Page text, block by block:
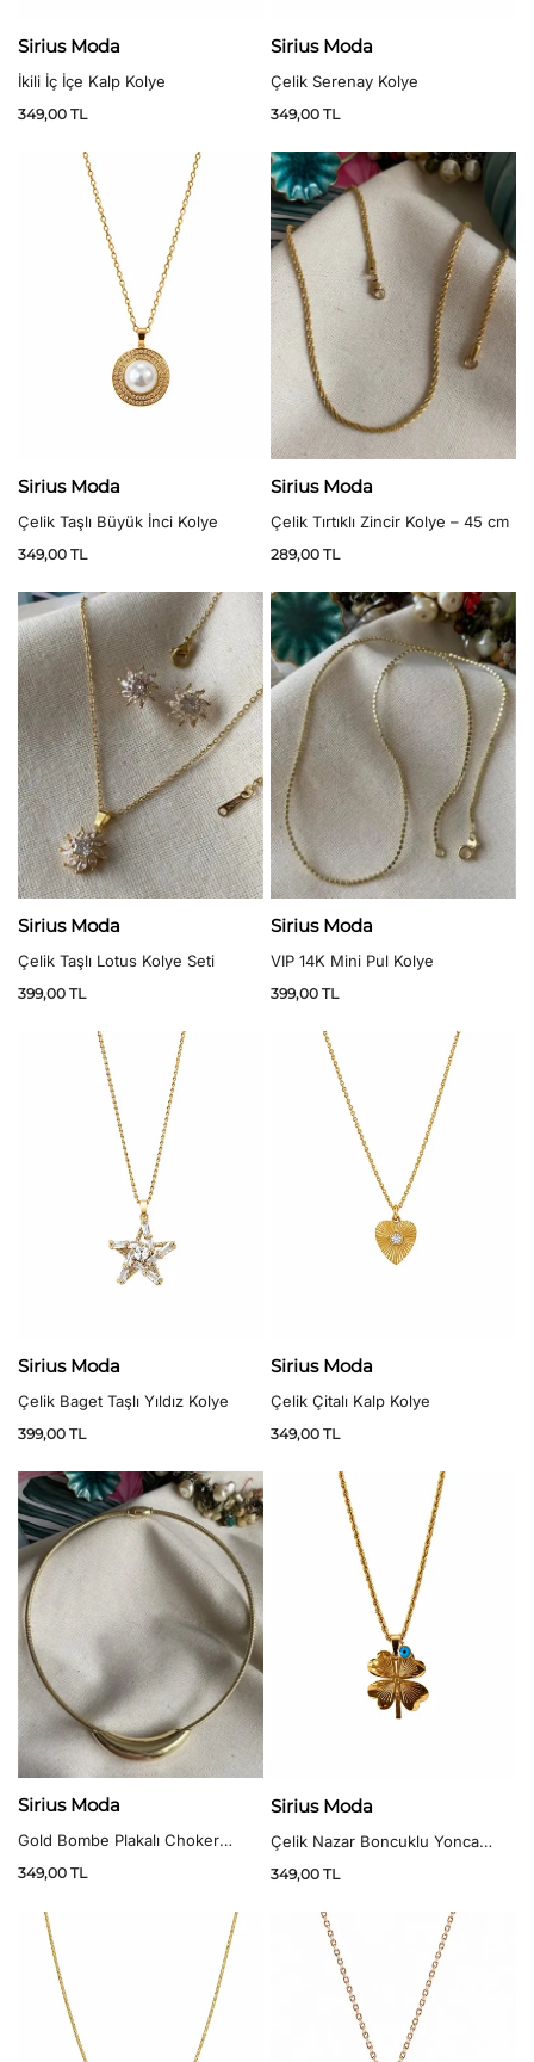
Sirius Moda
İkili İç İçe Kalp Kolye
349,00 TL
Sirius Moda
Çelik Serenay Kolye
349,00 TL
Sirius Moda
Çelik Taşlı Büyük İnci Kolye
349,00 TL
Sirius Moda
Çelik Tırtıklı Zincir Kolye – 45 cm
289,00 TL
Sirius Moda
Çelik Taşlı Lotus Kolye Seti
399,00 TL
Sirius Moda
VIP 14K Mini Pul Kolye
399,00 TL
Sirius Moda
Çelik Baget Taşlı Yıldız Kolye
399,00 TL
Sirius Moda
Çelik Çitalı Kalp Kolye
349,00 TL
Sirius Moda
Gold Bombe Plakalı Choker
349,00 TL
Sirius Moda
Çelik Nazar Boncuklu Yonca
349,00 TL